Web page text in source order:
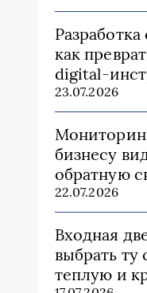
как
digital-
23.07.2026
бизнесу
обратную
22.07.2026
Входная
выбрать
теплую и